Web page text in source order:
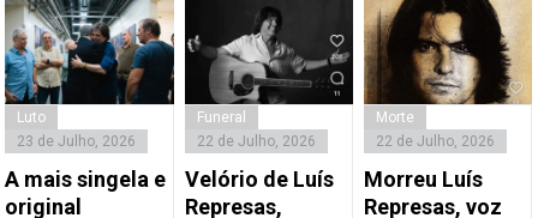
Luto
23 de Julho, 2026
A mais singela e
original
Funeral
22 de Julho, 2026
Velório de Luís
Represas,
Morte
22 de Julho, 2026
Morreu Luís
Represas, voz